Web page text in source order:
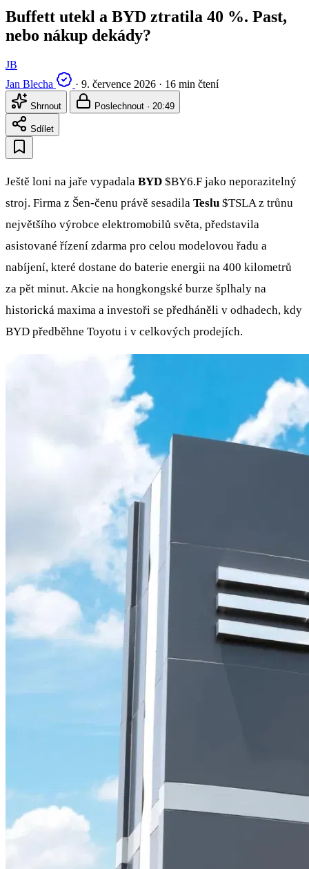
Buffett utekl a BYD ztratila 40 %. Past,
nebo nákup dekády?
JB
Jan Blecha
· 9. července 2026 · 16 min čtení
Shrnout Poslechnout · 20:49
Sdílet
Ještě loni na jaře vypadala BYD $BY6.F jako neporazitelný
stroj. Firma z Šen-čenu právě sesadila Teslu $TSLAz trůnu
největšího výrobce elektromobilů světa, představila
asistované řízení zdarma pro celou modelovou řadu a
nabíjení, které dostane do baterie energii na 400 kilometrů
za pět minut. Akcie na hongkongské burze šplhaly na
historická maxima a investoři se předháněli v odhadech, kdy
BYD předběhne Toyotu i v celkových prodejích.